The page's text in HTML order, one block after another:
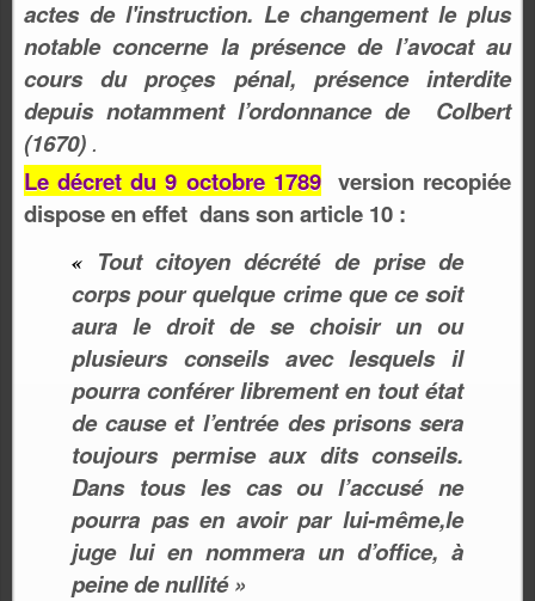
actes de l'instruction. Le changement le plus
notable concerne la présence de l’avocat au
cours du proçes pénal, présence interdite
depuis notamment l’ordonnance de Colbert
(1670) .
Le décret du 9 octobre 1789version recopiée
dispose en effet dans son article 10 :
« Tout citoyen décrété de prise de
corps pour quelque crime que ce soit
aura le droit de se choisir un ou
plusieurs conseils avec lesquels il
pourra conférer librement en tout état
de cause et l’entrée des prisons sera
toujours permise aux dits conseils.
Dans tous les cas ou l’accusé ne
pourra pas en avoir par lui-même,le
juge lui en nommera un d’office, à
peine de nullité »